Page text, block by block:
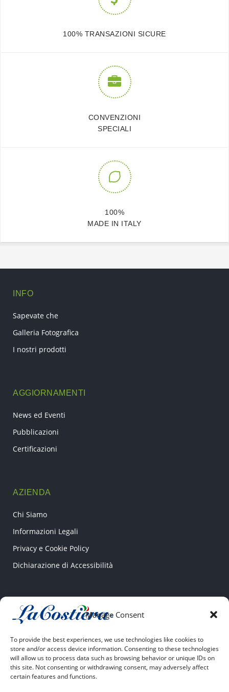
Manage Consent
To provide the best experiences, we use technologies like cookies to
store and/or access device information. Consenting to these technologies
will allow us to process data such as browsing behavior or unique IDs on
this site. Not consenting or withdrawing consent, may adversely affect
certain features and functions.
100% TRANSAZIONI SICURE
CONVENZIONI
SPECIALI
100%
MADE IN ITALY
INFO
Sapevate che
Galleria Fotografica
I nostri prodotti
AGGIORNAMENTI
News ed Eventi
Pubblicazioni
Certificazioni
AZIENDA
Chi Siamo
Informazioni Legali
Privacy e Cookie Policy
Dichiarazione di Accessibilità
CONTATTI
04022 Fondi (LT)
+39 0771 531807